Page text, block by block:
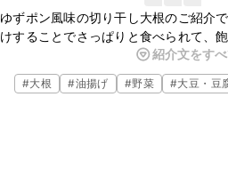
ゆずポン風味の切り干し大根のご紹介
けすることでさっぱりと食べられて、
います。ごはんのおかずはもちろん、
す。ぜひお試しくださいね。
紹介文をす
#大根 #油揚げ #野菜 #大豆・豆